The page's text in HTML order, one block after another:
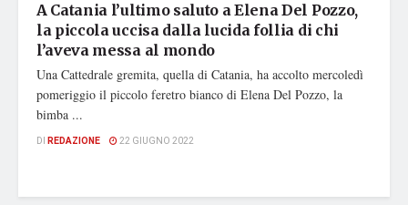
A Catania l’ultimo saluto a Elena Del Pozzo,
la piccola uccisa dalla lucida follia di chi
l’aveva messa al mondo
Una Cattedrale gremita, quella di Catania, ha accolto mercoledì
pomeriggio il piccolo feretro bianco di Elena Del Pozzo, la
bimba ...
DI REDAZIONE 22 GIUGNO 2022